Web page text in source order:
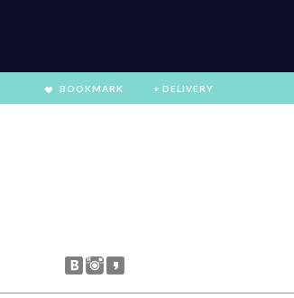
BOOKMARK + DELIVERY